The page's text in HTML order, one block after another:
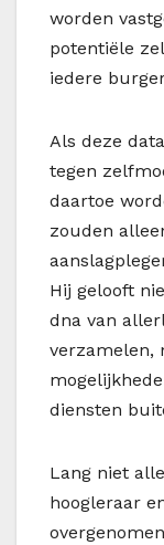
worden
potentiële
iedere
Als deze
tegen
daartoe
zouden
Hij gelooft
dna van
verzamelen,
diensten
Lang niet
hoogleraar